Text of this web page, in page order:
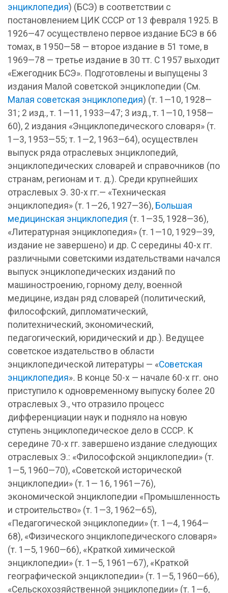
энциклопедия) (БСЭ) в соответствии с
постановлением ЦИК СССР от 13 февраля 1925. В
1926—47 осуществлено первое издание БСЭ в 66
томах, в 1950—58 — второе издание в 51 томе, в
1969—78 — третье издание в 30 тт. С 1957 выходит
«Ежегодник БСЭ». Подготовлены и выпущены 3
издания Малой советской энциклопедии (См.
Малая советская энциклопедия) (т. 1—10, 1928—
31; 2 изд., т. 1—11, 1933—47; 3 изд., т. 1—10, 1958—
60), 2 издания «Энциклопедического словаря» (т.
1—3, 1953—55; т. 1—2, 1963—64), осуществлен
выпуск ряда отраслевых энциклопедий,
энциклопедических словарей и справочников (по
странам, регионам и т. д.). Среди крупнейших
отраслевых Э. 30-х гг.— «Техническая
энциклопедия» (т. 1—26, 1927—36), Большая
медицинская энциклопедия (т. 1—35, 1928—36),
«Литературная энциклопедия» (т. 1—10, 1929—39,
издание не завершено) и др. С середины 40-х гг.
различными советскими издательствами начался
выпуск энциклопедических изданий по
машиностроению, горному делу, военной
медицине, издан ряд словарей (политический,
философский, дипломатический,
политехнический, экономический,
педагогический, юридический и др.). Ведущее
советское издательство в области
энциклопедической литературы — «Советская
энциклопедия». В конце 50-х — начале 60-х гг. оно
приступило к одновременному выпуску более 20
отраслевых Э., что отразило процесс
дифференциации наук и подняло на новую
ступень энциклопедическое дело в СССР. К
середине 70-х гг. завершено издание следующих
отраслевых Э.: «Философской энциклопедии» (т.
1—5, 1960—70), «Советской исторической
энциклопедии» (т. 1— 16, 1961—76),
экономической энциклопедии «Промышленность
и строительство» (т. 1—3, 1962—65),
«Педагогической энциклопедии» (т. 1—4, 1964—
68), «Физического энциклопедического словаря»
(т. 1—5, 1960—66), «Краткой химической
энциклопедии» (т. 1—5, 1961—67), «Краткой
географической энциклопедии» (т. 1—5, 1960—66),
«Сельскохозяйственной энциклопедии» (т. 1—6,